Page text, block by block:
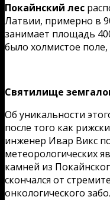
Покайнский лес
Латвии, примерно в
занимает площадь
было холмистое
Святилище
Об уникальности
после того как
инженер Ивар Викс
метеорологических
камней из
скончался от
онкологического